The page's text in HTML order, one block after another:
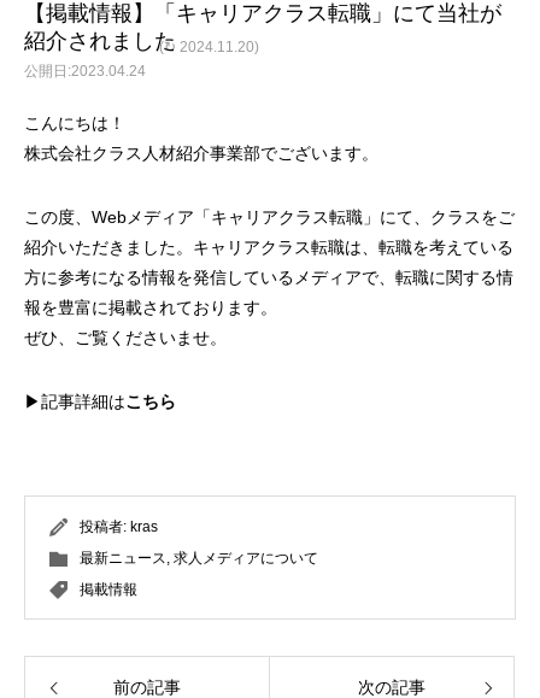
【掲載情報】「キャリアクラス転職」にて当社が
紹介されました
2023.04.24
(↻ 2024.11.20)
こんにちは！
株式会社クラス人材紹介事業部でございます。
この度、Webメディア「キャリアクラス転職 」にて、クラスをご
紹介いただきました。キャリアクラス転職は、転職を考えている
方に参考になる情報を発信しているメディアで、転職に関する情
報を豊富に掲載されております。
ぜひ、ご覧くださいませ。
▶記事詳細はこちら
投稿者: kras
最新ニュース, 求人メディアについて
掲載情報
前の記事 次の記事